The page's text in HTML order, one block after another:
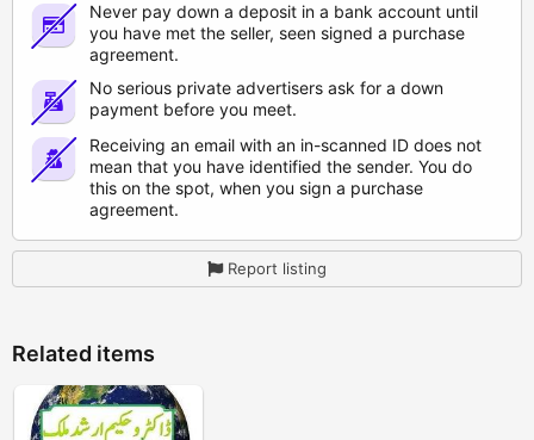
Never pay down a deposit in a bank account until
you have met the seller, seen signed a purchase
agreement.
No serious private advertisers ask for a down
payment before you meet.
Receiving an email with an in-scanned ID does not
mean that you have identified the sender. You do
this on the spot, when you sign a purchase
agreement.
Report listing
Related items